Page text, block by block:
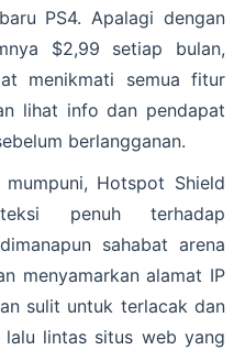
PS4. Apalagi dengan
$2,99 setiap bulan,
menikmati semua fitur
lihat info dan pendapat
berlangganan.
Hotspot Shield
penuh terhadap
sahabat arena
menyamarkan alamat IP
sulit untuk terlacak dan
lalu lintas situs web yang